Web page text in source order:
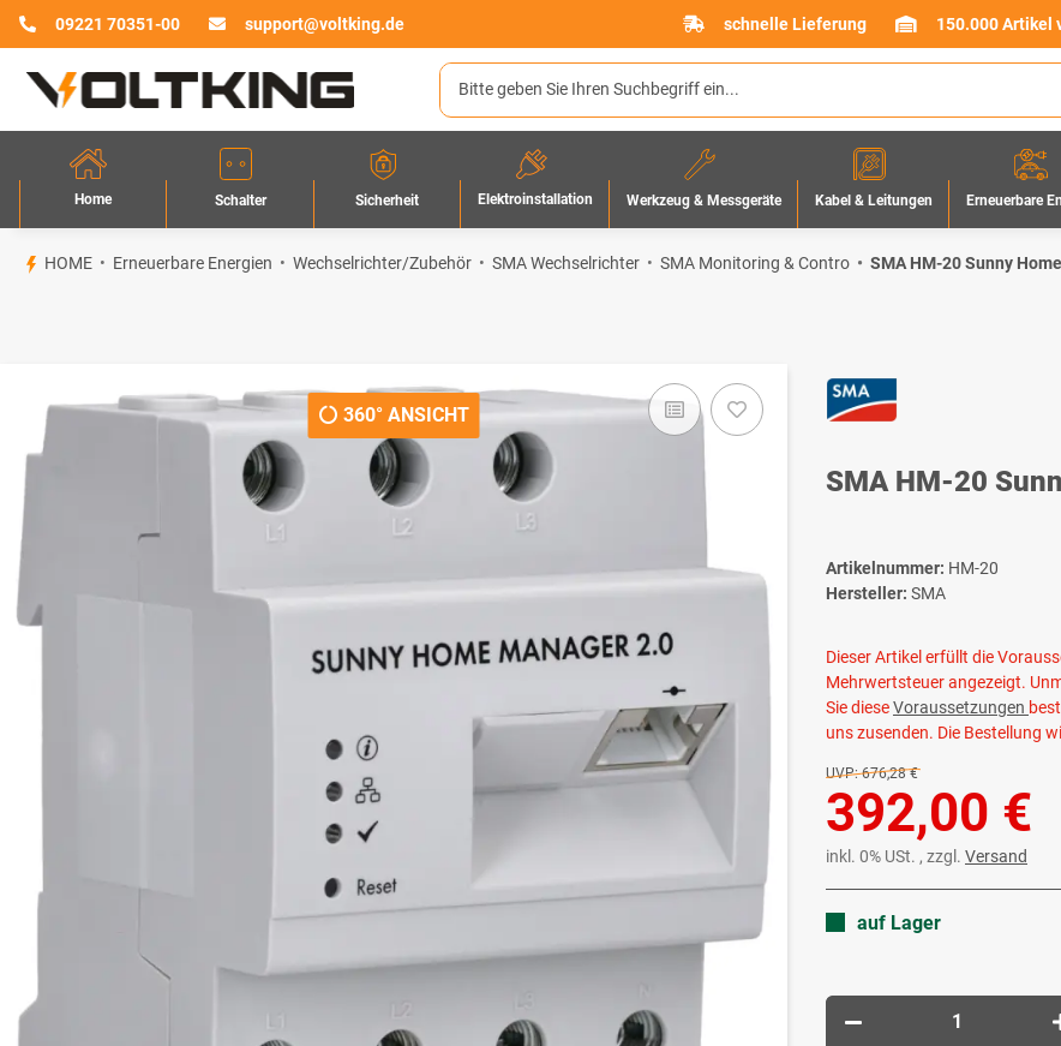
09221 70351-00 support@voltking.de schnelle Lieferung 150.000 Artikel
Home Schalter Sicherheit Elektroinstallation Werkzeug & Messgeräte Kabel & Leitungen Erneuerbare
HOME Erneuerbare Energien Wechselrichter/Zubehör SMA Wechselrichter SMA Monitoring & Contro SMA HM-20 Sunny
360° ANSICHT
SMA HM-20
Artikelnummer: HM-20
Hersteller: SMA
Dieser Artikel erfüllt die
Mehrwertsteuer angezeigt.
Sie dieseVoraussetzungen
uns zusenden. Die Bestellung
UVP: 676,28 €
392,00 €
inkl. 0% USt. , zzgl. Versand
auf Lager